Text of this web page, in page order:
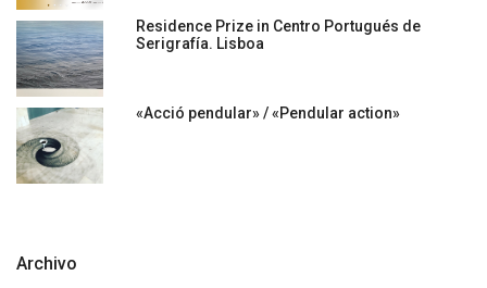
Residence Prize in Centro Portugués de
Serigrafía. Lisboa
«Acció pendular» / «Pendular action»
Archivo